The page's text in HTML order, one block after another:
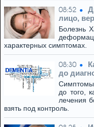
08:52
лицо,
Болезнь
характерных симптомах.
08:30
до
до того,
лечения
взять под контроль.